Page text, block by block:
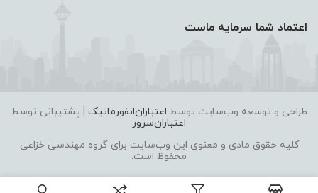
اعتماد شما سرمایه ماست
طراحی و توسعه وب‌سایت توسط اعتباران‌انفورماتیک | پشتیبانی توسط
اعتباران‌سرور
کلیه حقوق مادی و معنوی این وب‌سایت برای گروه مهندسی خزاعی
محفوظ است.